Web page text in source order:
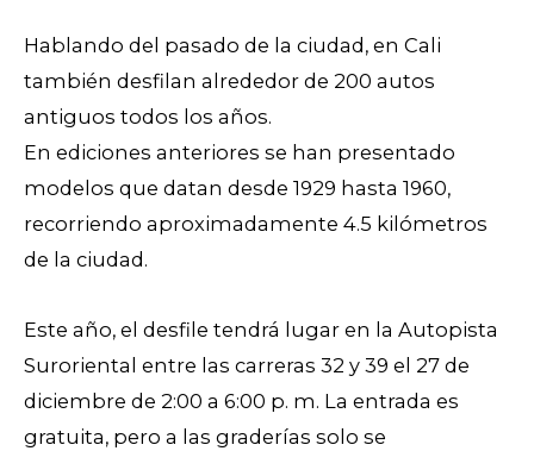
Hablando del pasado de la ciudad, en Cali
también desfilan alrededor de 200 autos
antiguos todos los años.
En ediciones anteriores se han presentado
modelos que datan desde 1929 hasta 1960,
recorriendo aproximadamente 4.5 kilómetros
de la ciudad.
Este año, el desfile tendrá lugar en la Autopista
Suroriental entre las carreras 32 y 39 el 27 de
diciembre de 2:00 a 6:00 p. m. La entrada es
gratuita, pero a las graderías solo se